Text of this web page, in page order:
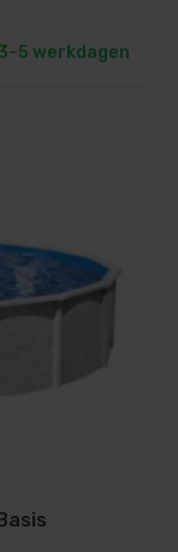
werkdagen